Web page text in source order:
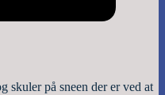
skuler på sneen der er ved at